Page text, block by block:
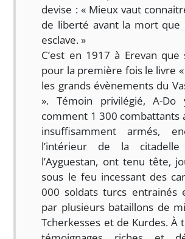
devise : « Mieux vaut
de liberté avant la mort
esclave. »
C’est en 1917 à Erevan
pour la première fois le livre
les grands évènements du
». Témoin privilégié, A-Do
comment 1 300 combattants
insuffisamment armés,
l’intérieur de la
l’Ayguestan, ont tenu tête,
sous le feu incessant des
000 soldats turcs entrainés
par plusieurs bataillons de
Tcherkesses et de Kurdes. À